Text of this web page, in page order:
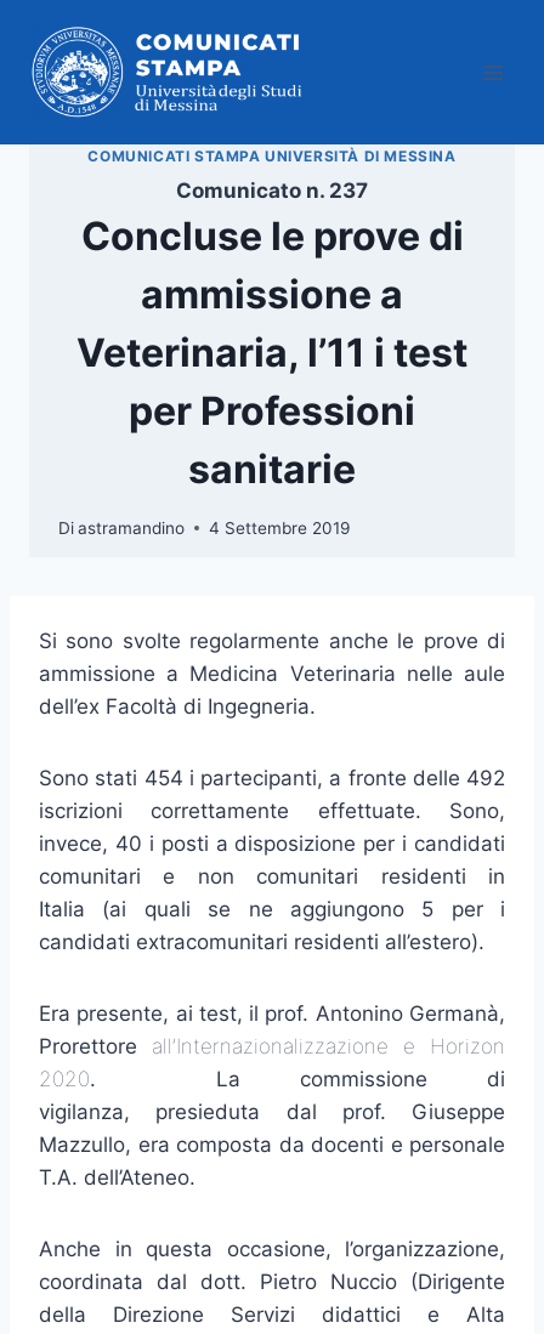
contenuto
COMUNICATI STAMPA UNIVERSITÀ DI MESSINA
Comunicato n. 237
Concluse le prove di
ammissione a
Veterinaria, l’11 i test
per Professioni
sanitarie
Diastramandino 4 Settembre 2019
Si sono svolte regolarmente anche le prove di
ammissione a Medicina Veterinaria nelle aule
dell’ex Facoltà di Ingegneria.
Sono stati 454 i partecipanti, a fronte delle 492
iscrizioni correttamente effettuate. Sono,
invece, 40 i posti a disposizione per i candidati
comunitari e non comunitari residenti in
Italia (ai quali se ne aggiungono 5 per i
candidati extracomunitari residenti all’estero).
Era presente, ai test, il prof. Antonino Germanà,
Prorettore all’Internazionalizzazione e Horizon
2020. La commissione di
vigilanza, presieduta dal prof. Giuseppe
Mazzullo, era composta da docenti e personale
T.A. dell’Ateneo.
Anche in questa occasione, l’organizzazione,
coordinata dal dott. Pietro Nuccio (Dirigente
della Direzione Servizi didattici e Alta